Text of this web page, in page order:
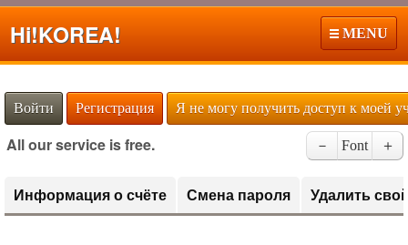
Hi!KOREA! MENU
Войти Регистрация Я не могу получить доступ к моей
All our service is free. － Font ＋
Информация о счёте Смена пароля Удалить